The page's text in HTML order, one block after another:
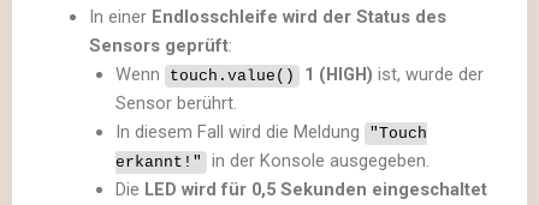
In einer Endlosschleife wird der Status des
Sensors geprüft:
Wenn
touch.value() 1 (HIGH) ist, wurde der
Sensor berührt.
In diesem Fall wird die Meldung
"Touch
erkannt!"
in der Konsole ausgegeben.
Die LED wird für 0,5 Sekunden eingeschaltet